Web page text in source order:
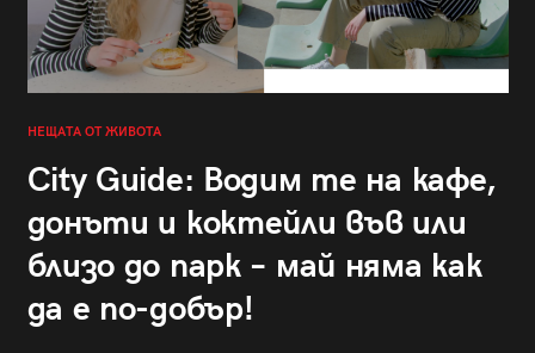
НЕЩАТА ОТ ЖИВОТА
City Guide: Водим те на кафе,
донъти и коктейли във или
близо до парк – май няма как
да е по-добър!